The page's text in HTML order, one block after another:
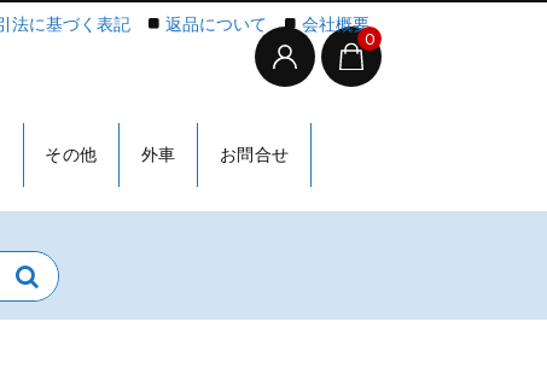
0
その他 外車 お問合せ
法に基づく表記 返品について 会社概要